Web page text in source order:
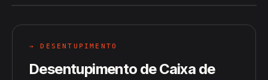
→ DESENTUPIMENTO
Desentupimento de Caixa de